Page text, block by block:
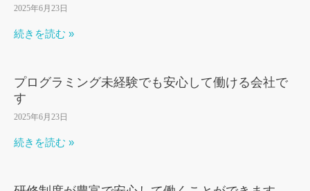
2025年6月23日
続きを読む »
プログラミング未経験でも安心して働ける会社で
す
2025年6月23日
続きを読む »